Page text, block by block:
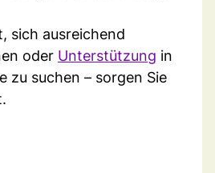
sich ausreichend
oder Unterstützung in
zu suchen – sorgen Sie